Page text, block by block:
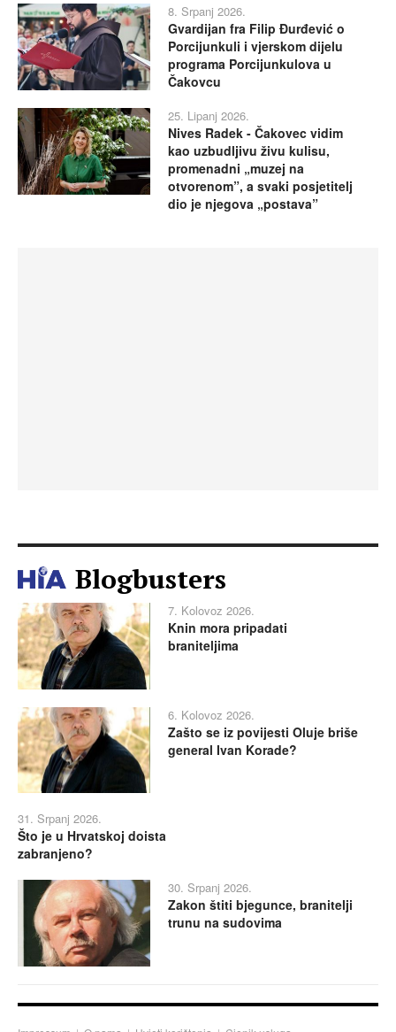
8. Srpanj 2026.
Gvardijan fra Filip Đurđević o
Porcijunkuli i vjerskom dijelu
programa Porcijunkulova u
Čakovcu
25. Lipanj 2026.
Nives Radek - Čakovec vidim
kao uzbudljivu živu kulisu,
promenadni „muzej na
otvorenom”, a svaki posjetitelj
dio je njegova „postava”
Blogbusters
7. Kolovoz 2026.
Knin mora pripadati
braniteljima
6. Kolovoz 2026.
Zašto se iz povijesti Oluje briše
general Ivan Korade?
31. Srpanj 2026.
Što je u Hrvatskoj doista
zabranjeno?
30. Srpanj 2026.
Zakon štiti bjegunce, branitelji
trunu na sudovima